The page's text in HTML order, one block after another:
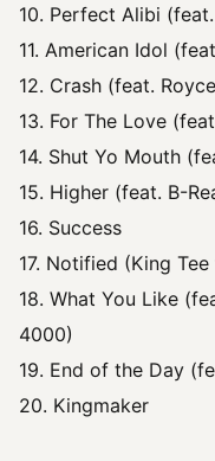
10. Perfect Alibi
11. American Idol
12. Crash (feat. Royce
13. For The Love
14. Shut Yo Mouth
15. Higher (feat. B-
16. Success
17. Notified (King
18. What You Like
4000)
19. End of the Day
20. Kingmaker